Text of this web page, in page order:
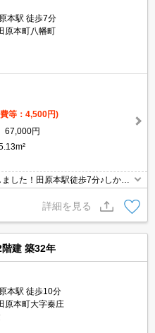
本駅 徒歩7分
原本町八幡町
等：4,500円)
67,000円
した！田原本駅徒歩7分♪しか
までなら相談可能です！人気対
のお部屋で日当たり◎お風呂も
詳細を見る
建 築32年
本駅 徒歩10分
原本町大字秦庄